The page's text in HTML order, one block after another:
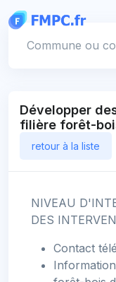
Développer
filière forêt-
retour à la liste
NIVEAU
DES
Contact
Panneau de gestion